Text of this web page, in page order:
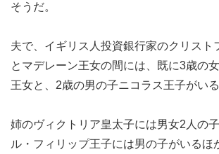
そうだ。
夫で、イギリス人投資銀行家のクリスト
とマデレーン王女の間には、既に3歳の
王女と、2歳の男の子ニコラス王子がいる
姉のヴィクトリア皇太子には男女2人の
ル・フィリップ王子には男の子がいるほ